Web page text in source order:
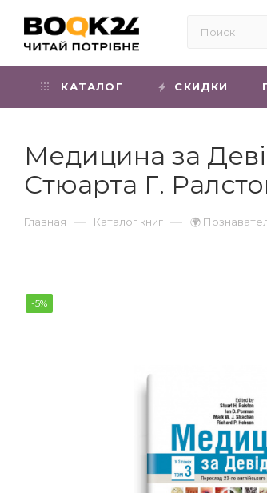
КАТАЛОГ СКИДКИ
Медицина за
Стюарта Г.
Главная — Каталог книг — 🌍
-5%